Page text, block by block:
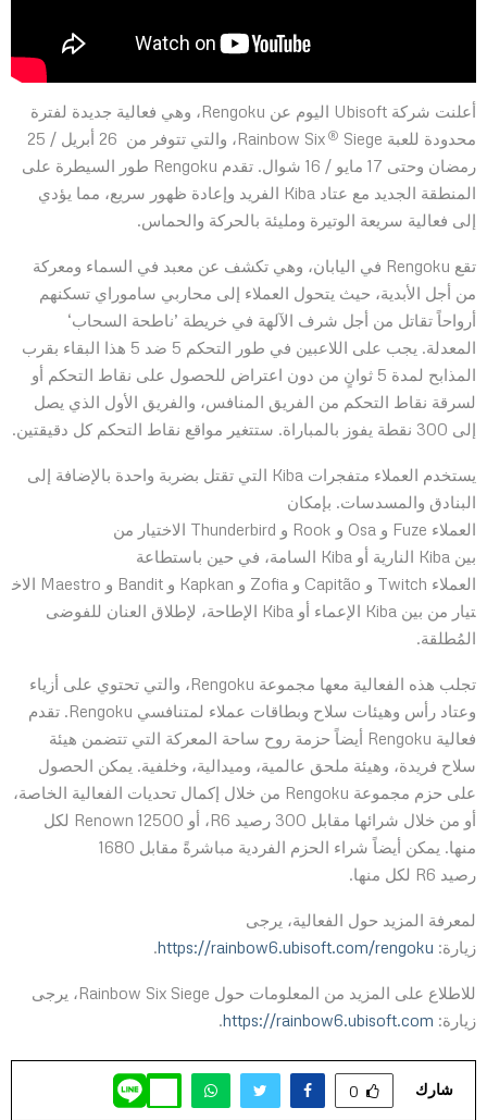
أعلنت شركة Ubisoft اليوم عن Rengoku، وهي فعالية جديدة لفترة
محدودة للعبة Rainbow Six
®
Siege، والتي تتوفر من 26 أبريل / 25
رمضان وحتى 17 مايو / 16 شوال. تقدم Rengoku طور السيطرة على
المنطقة الجديد مع عتاد Kiba الفريد وإعادة ظهور سريع، مما يؤدي
إلى فعالية سريعة الوتيرة ومليئة بالحركة والحماس.
تقع Rengoku في اليابان، وهي تكشف عن معبد في السماء ومعركة
من أجل الأبدية، حيث يتحول العملاء إلى محاربي ساموراي تسكنهم
أرواحاً تقاتل من أجل شرف الآلهة في خريطة ’ناطحة السحاب‘
المعدلة. يجب على اللاعبين في طور التحكم 5 ضد 5 هذا البقاء بقرب
المذابح لمدة 5 ثوانٍ من دون اعتراض للحصول على نقاط التحكم أو
لسرقة نقاط التحكم من الفريق المنافس، والفريق الأول الذي يصل
إلى 300 نقطة يفوز بالمباراة. ستتغير مواقع نقاط التحكم كل دقيقتين.
يستخدم العملاء متفجرات Kiba التي تقتل بضربة واحدة بالإضافة إلى
البنادق والمسدسات. بإمكان
العملاء Fuze و Osa و Rook و Thunderbird الاختيار من
بين Kiba النارية أو Kiba السامة، في حين باستطاعة
العملاء Twitch و Capitão و Zofia و Kapkan و Bandit و Maestro الاخ
تيار من بين Kiba الإعماء أو Kiba الإطاحة، لإطلاق العنان للفوضى
المُطلقة.
تجلب هذه الفعالية معها مجموعة Rengoku، والتي تحتوي على أزياء
وعتاد رأس وهيئات سلاح وبطاقات عملاء لمتنافسي Rengoku. تقدم
فعالية Rengoku أيضاً حزمة روح ساحة المعركة التي تتضمن هيئة
سلاح فريدة، وهيئة ملحق عالمية، وميدالية، وخلفية. يمكن الحصول
على حزم مجموعة Rengoku من خلال إكمال تحديات الفعالية الخاصة،
أو من خلال شرائها مقابل 300 رصيد R6، أو 12500 Renown لكل
منها. يمكن أيضاً شراء الحزم الفردية مباشرةً مقابل 1680
رصيد R6 لكل منها.
لمعرفة المزيد حول الفعالية، يرجى
زيارة: https://rainbow6.ubisoft.com/rengoku
.
للاطلاع على المزيد من المعلومات حول Rainbow Six Siege، يرجى
زيارة: https://rainbow6.ubisoft.com
.
شارك 0